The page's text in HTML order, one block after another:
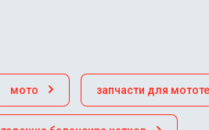
мото запчасти для